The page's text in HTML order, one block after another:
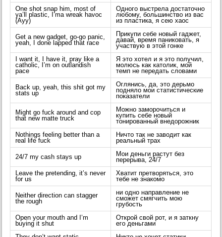
One shot snap him, most of
ya’ll plastic, I’ma wreak havoc
(Ayy)
Одного выстрела достаточно
любому, большинство из вас
из пластика, я сею хаос
Get a new gadget, go-go panic,
yeah, I done lapped that race
Прикупи себе новый гаджет,
давай, время паниковать, я
участвую в этой гонке
I want it, I have it, pray like a
catholic, I’m on outlandish
pace
Я это хотел и я это получил,
молюсь как католик, мой
темп не передать словами
Back up, yeah, this shit got my
stats up
Оглянись, да, это дерьмо
подняло мои статистические
показатели
Might go fuck around and cop
that new matte truck
Можно заморочиться и
купить себе новый
тонированный внедорожник
Nothings feeling better than a
real life fuck
Ничто так не заводит как
реальный трах
24/7 my cash stays up
Мои деньги растут без
перерыва, 24/7
Leave the pretending, it’s never
for us
Хватит претворяться, это
тебе не знакомо
Neither direction can stagger
the rough
ни одно направление не
сможет смягчить мою
грубость
Open your mouth and I’m
buying it shut
Открой свой рот, и я заткну
его деньгами